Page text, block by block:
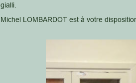
gialli.
Michel LOMBARDOT est à votre